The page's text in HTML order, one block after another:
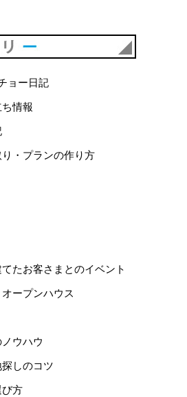
ョー日記
情報
・プランの作り方
たお客さまとのイベント
ープンハウス
ウハウ
しのコツ
方